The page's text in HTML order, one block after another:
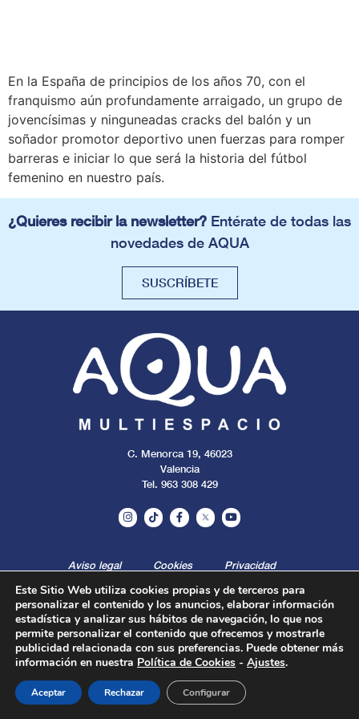
En la España de principios de los años 70, con el
franquismo aún profundamente arraigado, un grupo de
jovencísimas y ninguneadas cracks del balón y un
soñador promotor deportivo unen fuerzas para romper
barreras e iniciar lo que será la historia del fútbol
femenino en nuestro país.
¿Quieres recibir la newsletter? Entérate de todas las
novedades de AQUA
SUSCRÍBETE
C. Menorca 19, 46023
Valencia
Tel. 963 308 429
Todos los derechos reservados. 2024.
Aviso legal Cookies Privacidad
Este Sitio Web utiliza cookies propias y de terceros para
personalizar el contenido y los anuncios, elaborar información
estadística y analizar sus hábitos de navegación, lo que nos
permite personalizar el contenido que ofrecemos y mostrarle
publicidad relacionada con sus preferencias. Puede obtener más
información en nuestra Política de Cookies - Ajustes.
Aceptar Rechazar Configurar